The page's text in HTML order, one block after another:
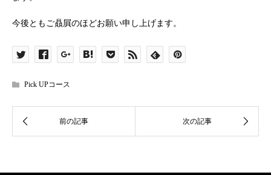
今後ともご贔屓のほどお願い申し上げます。
Pick UPコース